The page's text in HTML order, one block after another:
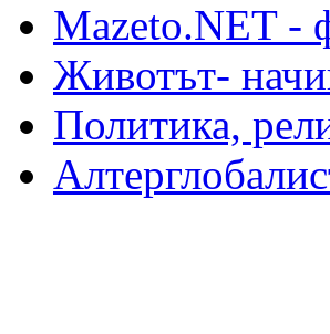
Mazeto.NET -
Животът-
Политика,